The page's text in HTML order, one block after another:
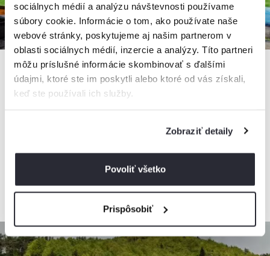
sociálnych médií a analýzu návštevnosti používame
súbory cookie. Informácie o tom, ako používate naše
webové stránky, poskytujeme aj našim partnerom v
oblasti sociálnych médií, inzercie a analýzy. Títo partneri
môžu príslušné informácie skombinovať s ďalšími
údajmi, ktoré ste im poskytli alebo ktoré od vás získali,
keď ste používali ich služby.
Zobraziť detaily
Povoliť všetko
Prispôsobiť
Mountain Chalets - Hobitie Domčeky
od450€ / noc + 22 km